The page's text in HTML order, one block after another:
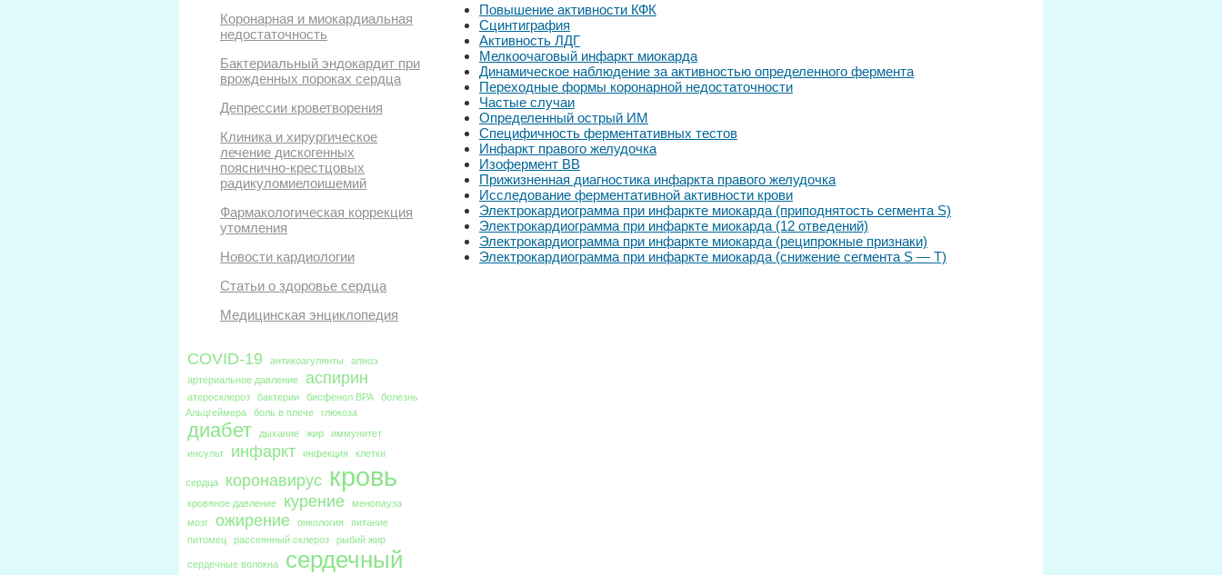
Коронарная и миокардиальная
недостаточность
Бактериальный эндокардит при
врожденных пороках сердца
Депрессии кроветворения
Клиника и хирургическое
лечение дискогенных
пояснично-крестцовых
радикуломиелоишемий
Фармакологическая коррекция
утомления
Новости кардиологии
Статьи о здоровье сердца
Медицинская энциклопедия
COVID-19 антикоагулянты
апноэ
артериальное давление
аспирин
атеросклероз бактерии бисфенол BPA
болезнь
Альцгеймера
боль в плече глюкоза
диабет дыхание жир
иммунитет
инсульт
инфаркт инфекция клетки
сердца коронавирус кровь
кровяное давление курение
менопауза
мозг
ожирение онкология
питание
питомец
рассеянный склероз рыбий жир
сердечные волокна
сердечный
Повышение активности КФК
Сцинтиграфия
Активность ЛДГ
Мелкоочаговый инфаркт миокарда
Динамическое наблюдение за активностью определенного фермента
Переходные формы коронарной недостаточности
Частые случаи
Определенный острый ИМ
Специфичность ферментативных тестов
Инфаркт правого желудочка
Изофермент ВВ
Прижизненная диагностика инфаркта правого желудочка
Исследование ферментативной активности крови
Электрокардиограмма при инфаркте миокарда (приподнятость сегмента S)
Электрокардиограмма при инфаркте миокарда (12 отведений)
Электрокардиограмма при инфаркте миокарда (реципрокные признаки)
Электрокардиограмма при инфаркте миокарда (снижение сегмента S — Т)